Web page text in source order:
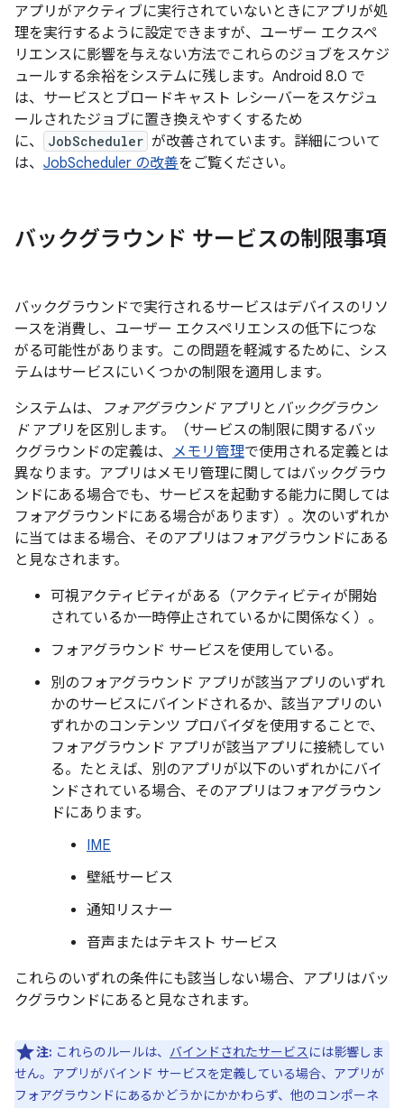
アプリがアクティブに実行されていないときにアプリが処
理を実行するように設定できますが、ユーザー エクスペ
リエンスに影響を与えない方法でこれらのジョブをスケジ
ュールする余裕をシステムに残します。Android 8.0 で
は、サービスとブロードキャスト レシーバーをスケジュ
ールされたジョブに置き換えやすくするため
に、
JobScheduler が改善されています。詳細について
は、 JobScheduler の改善をご覧ください。
バックグラウンド サービスの制限事項
バックグラウンドで実行されるサービスはデバイスのリソ
ースを消費し、ユーザー エクスペリエンスの低下につな
がる可能性があります。この問題を軽減するために、シス
テムはサービスにいくつかの制限を適用します。
システムは、
フォアグラウンドアプリと バックグラウン
ドアプリを区別します。（サービスの制限に関するバッ
クグラウンドの定義は、 メモリ管理で使用される定義とは
異なります。アプリはメモリ管理に関してはバックグラウ
ンドにある場合でも、サービスを起動する能力に関しては
フォアグラウンドにある場合があります）。次のいずれか
に当てはまる場合、そのアプリはフォアグラウンドにある
と見なされます。
可視アクティビティがある（アクティビティが開始
されているか一時停止されているかに関係なく）。
フォアグラウンド サービスを使用している。
別のフォアグラウンド アプリが該当アプリのいずれ
かのサービスにバインドされるか、該当アプリのい
ずれかのコンテンツ プロバイダを使用することで、
フォアグラウンド アプリが該当アプリに接続してい
る。たとえば、別のアプリが以下のいずれかにバイ
ンドされている場合、そのアプリはフォアグラウン
ドにあります。
IME
壁紙サービス
通知リスナー
音声またはテキスト サービス
これらのいずれの条件にも該当しない場合、アプリはバッ
クグラウンドにあると見なされます。
注: これらのルールは、 バインドされたサービスには影響しま
せん。アプリがバインド サービスを定義している場合、アプリが
フォアグラウンドにあるかどうかにかかわらず、他のコンポーネ